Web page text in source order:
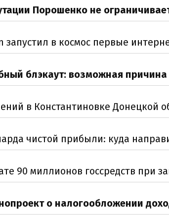
Порошенко не
запустил в космос первые
блэкаут: возможная причина
в Константиновке Донецкой
чистой прибыли: куда
90 миллионов госсредств при
о налогообложении